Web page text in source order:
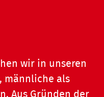
wir in unseren
männliche als
Aus Gründen der